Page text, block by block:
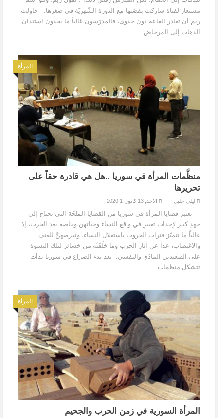
مستعار لفتاة شاركت بقصّتها مع الدورة الشّهريّة في صغرها. حاولت
ريم أن تغادر القاعة دون جدوى، فالمدرّسون غالباً ما يجدون استئذان
الذهاب إلى المرحاض...
المرأة
منظَّمات المرأة في سوريا ..هل هي قادرة حقاً على
تحريرها
ليلى خليل الأحد, 13 كانون 1 2020
تعتبر قضايا المرأة في سوريا من القضايا الملحّة التي تحتاج إلى
جهدٍ كبير لإحداث تغييرٍ في واقع النساء وحياتهن وخاصة بعد الحرب، إذ
غالباً ما تتميّز فترات الحروب باستغلال النساء، وتعرضهنَّ للعنف
والاغتصاب، عدا عن آثار الحرب وما خلّفَتْه من خسائر لتلك النسوة
على الصعيدين المادّي والنفسي. بعد بدء الصراع في سوريا بدأت
تتشكل منظمات...
المرأة
المرأة السورية في زمن الحرب والجحيم